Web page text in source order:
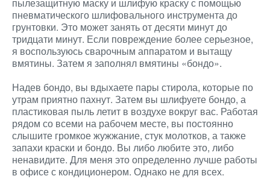
пневматического шлифовального инструмента до
грунтовки. Это может занять от десяти минут до
тридцати минут. Если повреждение более серьезное,
я воспользуюсь сварочным аппаратом и вытащу
вмятины. Затем я заполнял вмятины «бондо».
Надев бондо, вы вдыхаете пары стирола, которые по
утрам приятно пахнут. Затем вы шлифуете бондо, а
пластиковая пыль летит в воздухе вокруг вас. Работая
рядом со всеми на рабочем месте, вы постоянно
слышите громкое жужжание, стук молотков, а также
запахи краски и бондо. Вы либо любите это, либо
ненавидите. Для меня это определенно лучше работы
в офисе с кондиционером. Однако не для всех.